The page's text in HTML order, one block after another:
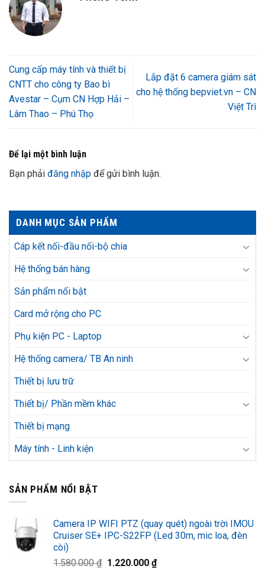
Cung cấp máy tính và thiết bị
CNTT cho công ty Bao bì
Avestar – Cụm CN Hợp Hải –
Lâm Thao – Phú Thọ
Lắp đặt 6 camera giám sát
cho hệ thống bepviet.vn – CN
Việt Trì
Để lại một bình luận
Bạn phải đăng nhập để gửi bình luận.
DANH MỤC SẢN PHẨM
Cáp kết nối-đầu nối-bộ chia
Hệ thống bán hàng
Sản phẩm nổi bật
Card mở rộng cho PC
Phụ kiện PC - Laptop
Hệ thống camera/ TB An ninh
Thiết bị lưu trữ
Thiết bị/ Phần mềm khác
Thiết bị mạng
Máy tính - Linh kiện
SẢN PHẨM NỔI BẬT
Camera IP WIFI PTZ (quay quét) ngoài trời IMOU
Cruiser SE+ IPC-S22FP (Led 30m, mic loa, đèn
còi)
1.580.000₫ Giá
1.220.000 ₫Giá